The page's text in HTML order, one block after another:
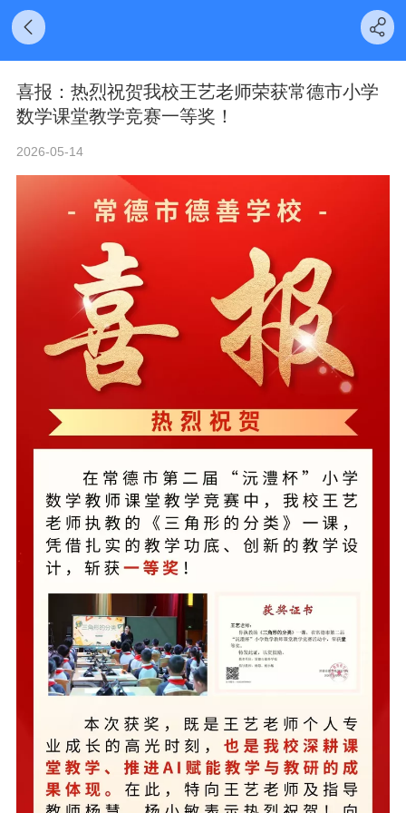
喜报：热烈祝贺我校王艺老师荣获常德市小学
数学课堂教学竞赛一等奖！
2026-05-14